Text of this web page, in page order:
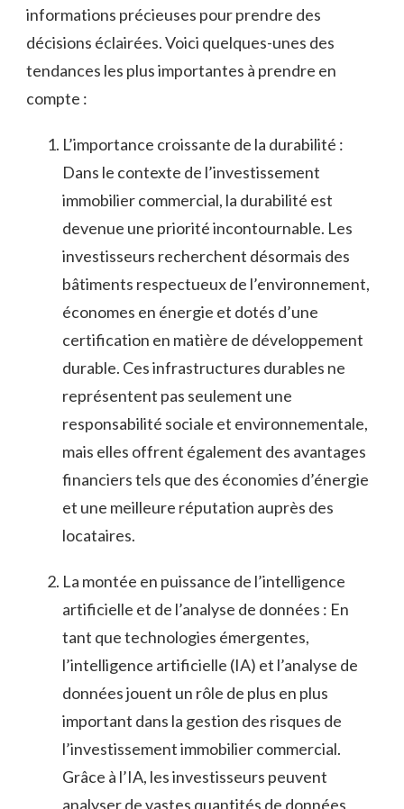
informations précieuses ⁣pour prendre ‍des
décisions⁢ éclairées. Voici quelques-unes⁤ des
tendances ‌les plus⁣ importantes à prendre en⁢
compte :
L’importance croissante de la durabilité :
Dans le contexte de l’investissement
immobilier commercial, la durabilité ⁤est
devenue une priorité​ incontournable. Les
investisseurs recherchent désormais des⁣
bâtiments respectueux de l’environnement,
économes en énergie et dotés d’une
certification ⁣en ​matière de‌ développement
durable. Ces infrastructures ⁢durables ne⁤
représentent pas seulement une
responsabilité ⁣sociale et‌ environnementale,
mais elles ‌offrent également des avantages
financiers tels que des‍ économies d’énergie
et une meilleure⁢ réputation auprès des⁤
locataires.
La​ montée en puissance de⁣ l’intelligence
⁤artificielle et⁢ de l’analyse ​de données : ⁤En
tant que technologies émergentes,​
l’intelligence ⁢artificielle (IA) et l’analyse de
données jouent un rôle de plus en plus
important dans la​ gestion des risques de
l’investissement immobilier commercial.
Grâce à l’IA, les investisseurs peuvent
analyser ‌de vastes quantités⁣ de données